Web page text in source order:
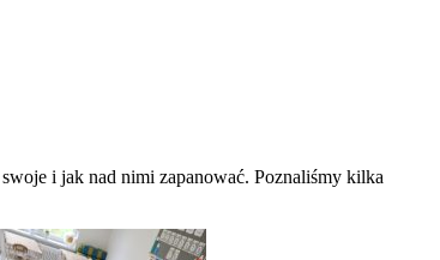
i jak nad nimi zapanować. Poznaliśmy kilka